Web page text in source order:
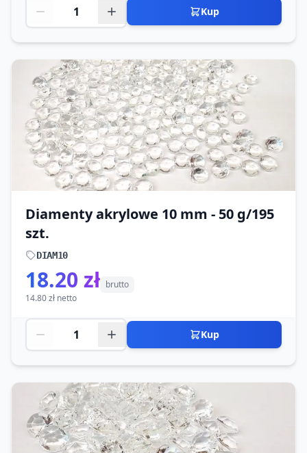
Kup
Diamenty akrylowe 10 mm - 50 g/195
szt.
DIAM10
18.20 zł brutto
14.80 zł netto
Kup